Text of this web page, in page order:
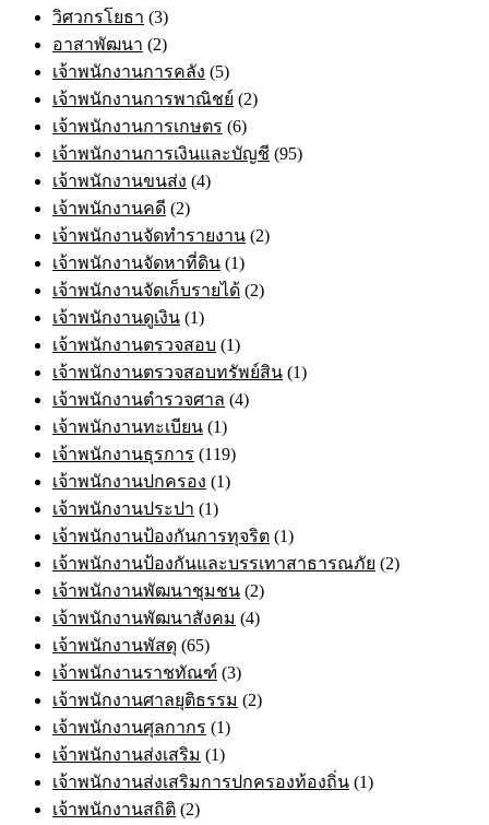
วิศวกรโยธา (3)
อาสาพัฒนา (2)
เจ้าพนักงานการคลัง (5)
เจ้าพนักงานการพาณิชย์ (2)
เจ้าพนักงานการเกษตร (6)
เจ้าพนักงานการเงินและบัญชี (95)
เจ้าพนักงานขนส่ง (4)
เจ้าพนักงานคดี (2)
เจ้าพนักงานจัดทำรายงาน (2)
เจ้าพนักงานจัดหาที่ดิน (1)
เจ้าพนักงานจัดเก็บรายได้ (2)
เจ้าพนักงานดูเงิน (1)
เจ้าพนักงานตรวจสอบ (1)
เจ้าพนักงานตรวจสอบทรัพย์สิน (1)
เจ้าพนักงานตำรวจศาล (4)
เจ้าพนักงานทะเบียน (1)
เจ้าพนักงานธุรการ (119)
เจ้าพนักงานปกครอง (1)
เจ้าพนักงานประปา (1)
เจ้าพนักงานป้องกันการทุจริต (1)
เจ้าพนักงานป้องกันและบรรเทาสาธารณภัย (2)
เจ้าพนักงานพัฒนาชุมชน (2)
เจ้าพนักงานพัฒนาสังคม (4)
เจ้าพนักงานพัสดุ (65)
เจ้าพนักงานราชทัณฑ์ (3)
เจ้าพนักงานศาลยุติธรรม (2)
เจ้าพนักงานศุลกากร (1)
เจ้าพนักงานส่งเสริม (1)
เจ้าพนักงานส่งเสริมการปกครองท้องถิ่น (1)
เจ้าพนักงานสถิติ (2)